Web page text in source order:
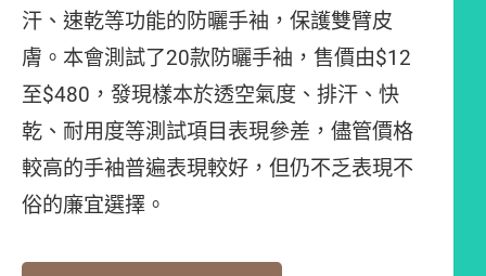
汗、速乾等功能的防曬手袖，保護雙臂皮
膚。本會測試了20款防曬手袖，售價由$12
至$480，發現樣本於透空氣度、排汗、快
乾、耐用度等測試項目表現參差，儘管價格
較高的手袖普遍表現較好，但仍不乏表現不
俗的廉宜選擇。